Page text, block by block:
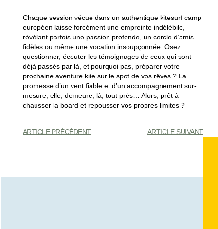
Chaque session vécue dans un authentique kitesurf camp
européen laisse forcément une empreinte indélébile,
révélant parfois une passion profonde, un cercle d’amis
fidèles ou même une vocation insoupçonnée. Osez
questionner, écouter les témoignages de ceux qui sont
déjà passés par là, et pourquoi pas, préparer votre
prochaine aventure kite sur le spot de vos rêves ? La
promesse d’un vent fiable et d’un accompagnement sur-
mesure, elle, demeure, là, tout près… Alors, prêt à
chausser la board et repousser vos propres limites ?
ARTICLE PRÉCÉDENT ARTICLE SUIVANT